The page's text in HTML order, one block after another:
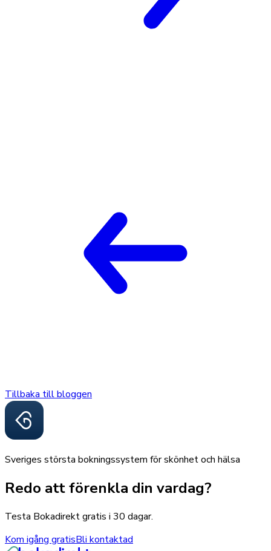
Tillbaka till bloggen
Sveriges största bokningssystem för skönhet och hälsa
Redo att förenkla din vardag?
Testa Bokadirekt gratis i 30 dagar.
Kom igång gratisBli kontaktad